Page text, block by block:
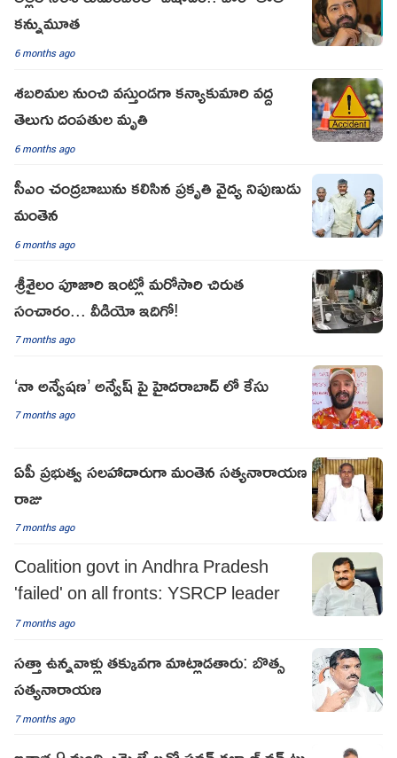
కన్నుమూత
6 months ago
శబరిమల నుంచి వస్తుండగా కన్యాకుమారి వద్ద
తెలుగు దంపతుల మృతి
6 months ago
సీఎం చంద్రబాబును కలిసిన ప్రకృతి వైద్య నిపుణుడు
మంతెన
6 months ago
శ్రీశైలం పూజారి ఇంట్లో మరోసారి చిరుత
సంచారం... వీడియో ఇదిగో!
7 months ago
‘నా అన్వేషణ’ అన్వేష్ పై హైదరాబాద్ లో కేసు
7 months ago
ఏపీ ప్రభుత్వ సలహాదారుగా మంతెన సత్యనారాయణ
రాజు
7 months ago
Coalition govt in Andhra Pradesh
'failed' on all fronts: YSRCP leader
7 months ago
సత్తా ఉన్నవాళ్లు తక్కువగా మాట్లాడతారు: బొత్స
సత్యనారాయణ
7 months ago